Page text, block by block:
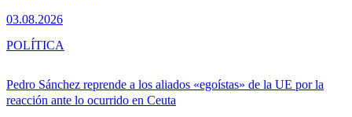
03.08.2026
Pedro Sánchez reprende a los aliados «egoístas» de la UE por la
reacción ante lo ocurrido en Ceuta
POLÍTICA